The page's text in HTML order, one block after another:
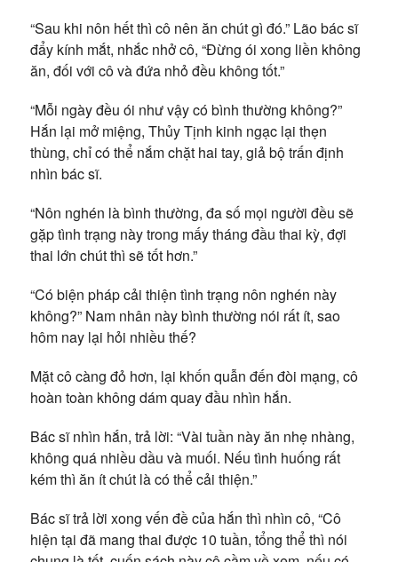
“Sau khi nôn hết thì cô nên ăn chút gì đó.” Lão bác sĩ
đẩy kính mắt, nhắc nhở cô, “Đừng ói xong liền không
ăn, đối với cô và đứa nhỏ đều không tốt.”
“Mỗi ngày đều ói như vậy có bình thường không?”
Hắn lại mở miệng, Thủy Tịnh kinh ngạc lại thẹn
thùng, chỉ có thể nắm chặt hai tay, giả bộ trấn định
nhìn bác sĩ.
“Nôn nghén là bình thường, đa số mọi người đều sẽ
gặp tình trạng này trong mấy tháng đầu thai kỳ, đợi
thai lớn chút thì sẽ tốt hơn.”
“Có biện pháp cải thiện tình trạng nôn nghén này
không?” Nam nhân này bình thường nói rất ít, sao
hôm nay lại hỏi nhiều thế?
Mặt cô càng đỏ hơn, lại khốn quẫn đến đòi mạng, cô
hoàn toàn không dám quay đầu nhìn hắn.
Bác sĩ nhìn hắn, trả lời: “Vài tuần này ăn nhẹ nhàng,
không quá nhiều dầu và muối. Nếu tình huống rất
kém thì ăn ít chút là có thể cải thiện.”
Bác sĩ trả lời xong vến đề của hắn thì nhìn cô, “Cô
hiện tại đã mang thai được 10 tuần, tổng thể thì nói